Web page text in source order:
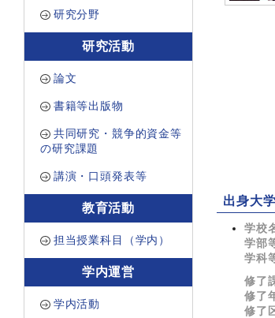
研究分野
研究活動
論文
書籍等出版物
共同研究・競争的資金等
の研究課題
講演・口頭発表等
教育活動
担当授業科目（学内）
学内運営
学内活動
出身大
学校
学部
学科
修了
修了
修了